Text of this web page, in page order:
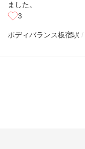
ました。
3
ボディバランス板宿駅